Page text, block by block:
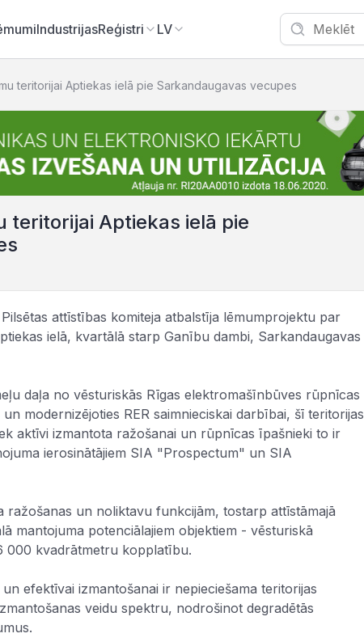
IndustrijasReģistri LV
teritorijai Aptiekas ielā pie Sarkandaugavas vecupes
teritorijai Aptiekas ielā pie
attīstības komiteja atbalstīja lēmumprojektu par
ielā, kvartālā starp Ganību dambi, Sarkandaugavas
daļa no vēsturiskās Rīgas elektromašīnbūves rūpnīcas
modernizējoties RER saimnieciskai darbībai, šī teritorijas
aktīvi izmantota ražošanai un rūpnīcas īpašnieki to ir
ierosinātājiem SIA "Prospectum" un SIA
ražošanas un noliktavu funkcijām, tostarp attīstāmajā
mantojuma potenciālajiem objektiem - vēsturiskā
000 kvadrātmetru kopplatību.
efektīvai izmantošanai ir nepieciešama teritorijas
veidu spektru, nodrošinot degradētās